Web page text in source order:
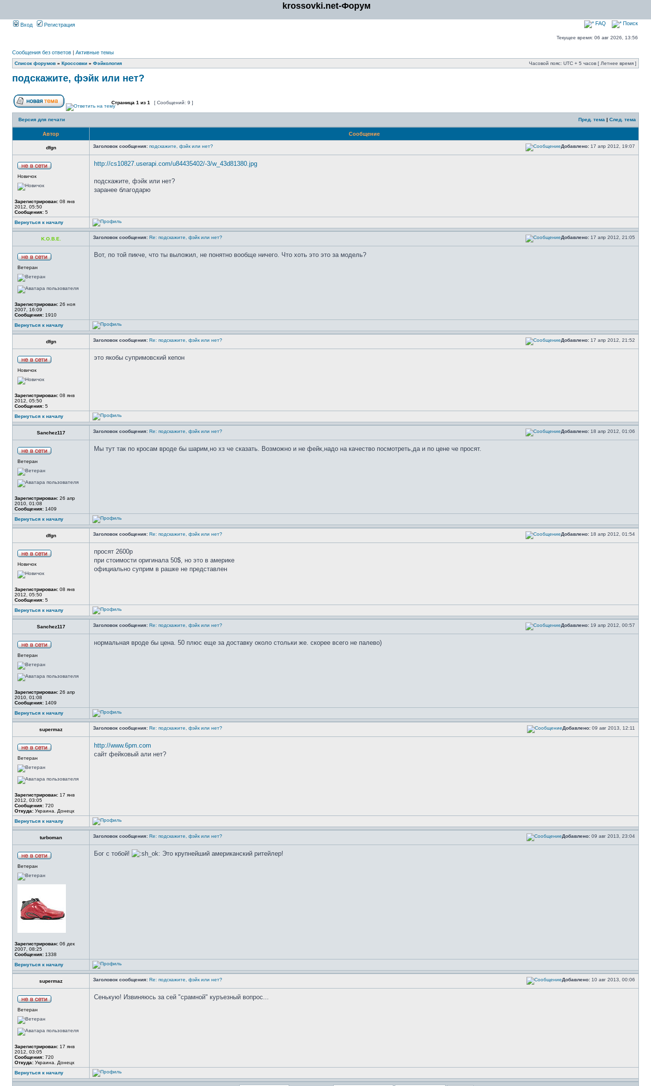
krossovki.net-Форум
Вход Регистрация FAQ Поиск
Текущее время: 06 авг 2026, 13:56
Сообщения без ответов | Активные темы
Список форумов » Кроссовки » Фэйкология Часовой пояс: UTC + 5 часов [ Летнее время ]
подскажите, фэйк или нет?
Страница 1 из 1 [ Сообщений: 9 ]
Версия для печати Пред. тема | След. тема
Автор Сообщение
dfgn Заголовок сообщения: подскажите, фэйк или нет? Добавлено: 17 апр 2012, 19:07
Новичок
Зарегистрирован: 08 янв
2012, 05:50
Сообщения: 5
http://cs10827.userapi.com/u84435402/-3/w_43d81380.jpg
подскажите, фэйк или нет?
заранее благодарю
Вернуться к началу
K.O.B.E. Заголовок сообщения: Re: подскажите, фэйк или нет? Добавлено: 17 апр 2012, 21:05
Ветеран
Зарегистрирован: 26 ноя
2007, 16:09
Сообщения: 1910
Вот, по той пикче, что ты выложил, не понятно вообще ничего. Что хоть это это за модель?
Вернуться к началу
dfgn Заголовок сообщения: Re: подскажите, фэйк или нет? Добавлено: 17 апр 2012, 21:52
Новичок
Зарегистрирован: 08 янв
2012, 05:50
Сообщения: 5
это якобы супримовский кепон
Вернуться к началу
Sanchez117 Заголовок сообщения: Re: подскажите, фэйк или нет? Добавлено: 18 апр 2012, 01:06
Ветеран
Зарегистрирован: 26 апр
2010, 01:08
Сообщения: 1409
Мы тут так по кросам вроде бы шарим,но хз че сказать. Возможно и не фейк,надо на качество посмотреть,да и по цене че просят.
Вернуться к началу
dfgn Заголовок сообщения: Re: подскажите, фэйк или нет? Добавлено: 18 апр 2012, 01:54
Новичок
Зарегистрирован: 08 янв
2012, 05:50
Сообщения: 5
просят 2600р
при стоимости оригинала 50$, но это в америке
официально суприм в рашке не представлен
Вернуться к началу
Sanchez117 Заголовок сообщения: Re: подскажите, фэйк или нет? Добавлено: 19 апр 2012, 00:57
Ветеран
Зарегистрирован: 26 апр
2010, 01:08
Сообщения: 1409
нормальная вроде бы цена. 50 плюс еще за доставку около стольки же. скорее всего не палево)
Вернуться к началу
supermaz Заголовок сообщения: Re: подскажите, фэйк или нет? Добавлено: 09 авг 2013, 12:11
Ветеран
Зарегистрирован: 17 янв
2012, 03:05
Сообщения: 720
Откуда: Украина. Донецк
http://www.6pm.com
сайт фейковый али нет?
Вернуться к началу
turboman Заголовок сообщения: Re: подскажите, фэйк или нет? Добавлено: 09 авг 2013, 23:04
Ветеран
Зарегистрирован: 06 дек
2007, 08:25
Сообщения: 1338
Бог с тобой! Это крупнейший американский ритейлер!
Вернуться к началу
supermaz Заголовок сообщения: Re: подскажите, фэйк или нет? Добавлено: 10 авг 2013, 00:06
Ветеран
Зарегистрирован: 17 янв
2012, 03:05
Сообщения: 720
Откуда: Украина. Донецк
Сенькую! Извиняюсь за сей "срамной" куръезный вопрос...
Вернуться к началу